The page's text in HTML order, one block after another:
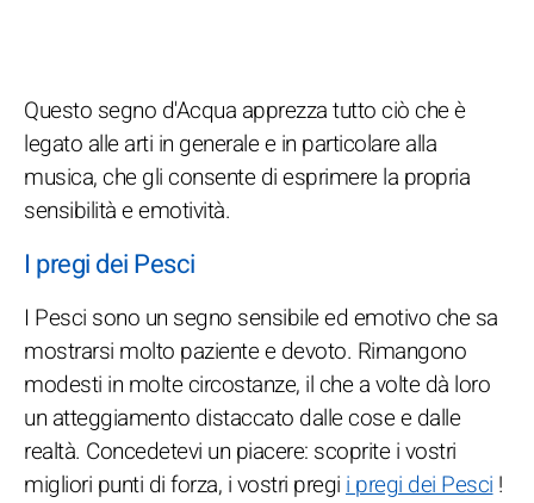
Questo segno d'Acqua apprezza tutto ciò che è
legato alle arti in generale e in particolare alla
musica, che gli consente di esprimere la propria
sensibilità e emotività.
I pregi dei Pesci
I Pesci sono un segno sensibile ed emotivo che sa
mostrarsi molto paziente e devoto. Rimangono
modesti in molte circostanze, il che a volte dà loro
un atteggiamento distaccato dalle cose e dalle
realtà. Concedetevi un piacere: scoprite i vostri
migliori punti di forza, i vostri pregi i pregi dei Pesci !